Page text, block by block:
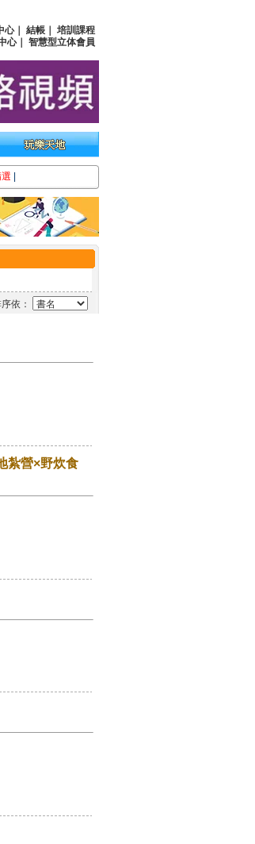
心｜ 結帳
培訓課程
心｜ 智慧型立体會員
依：
紮營×野炊食